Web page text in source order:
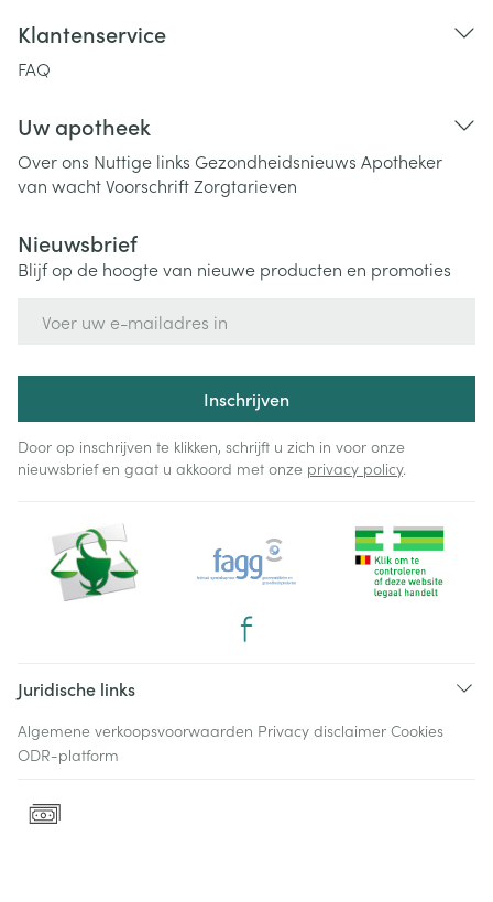
Klantenservice
FAQ
Uw apotheek
Over ons Nuttige links Gezondheidsnieuws Apotheker
van wachtVoorschriftZorgtarieven
Nieuwsbrief
Blijf op de hoogte van nieuwe producten en promoties
Inschrijven
Door op inschrijven te klikken, schrijft u zich in voor onze
nieuwsbrief en gaat u akkoord met onze privacy policy.
Juridische links
Algemene verkoopsvoorwaarden Privacy disclaimer Cookies
ODR-platform